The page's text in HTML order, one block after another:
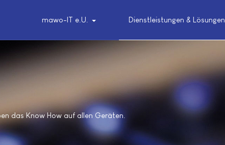
mawo-IT e.U. Dienstleistungen & Lösungen
das Know How auf allen Geräten.